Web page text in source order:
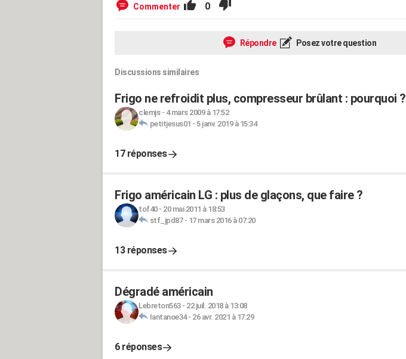
Commenter 0
Répondre Posez votre question
Discussions similaires
Frigo ne refroidit plus, compresseur brûlant : pourquoi ?
clemjs- 4 mars 2009 à 17:52
petitjesus01 - 5 janv. 2019 à 15:34
17 réponses
Frigo américain LG : plus de glaçons, que faire ?
tof40- 20 mai 2011 à 18:53
stf_jpd87- 17 mars 2016 à 07:20
13 réponses
Dégradé américain
Lebreton563- 22 juil. 2018 à 13:08
Iantanoe34- 26 avr. 2021 à 17:29
6 réponses